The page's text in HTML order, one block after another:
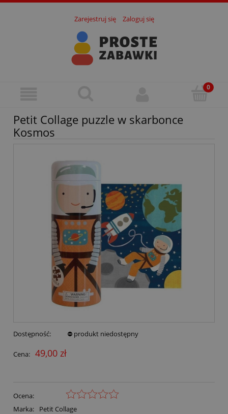
Zarejestruj się Zaloguj się
Petit Collage puzzle w skarbonce
Kosmos
Dostępność: ⛔ produkt niedostępny
Cena: 49,00 zł
Ocena:
Marka:
Petit Collage